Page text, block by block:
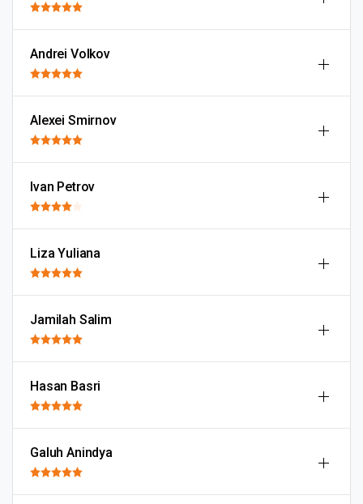
Andrei Volkov
Alexei Smirnov
Ivan Petrov
Liza Yuliana
Jamilah Salim
Hasan Basri
Galuh Anindya